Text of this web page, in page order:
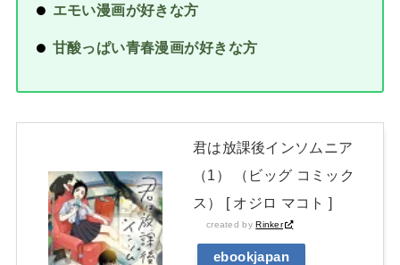
エモい漫画が好きな方
甘酸っぱい青春漫画が好きな方
君は放課後インソムニア
（1） （ビッグ コミック
ス） [ オジロ マコト ]
created byRinker
ebookjapan